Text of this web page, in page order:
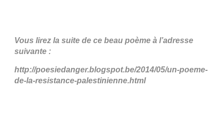
Vous lirez la suite de ce beau poème à l’adresse
suivante :
http://poesiedanger.blogspot.be/2014/05/un-poeme-
de-la-resistance-palestinienne.html